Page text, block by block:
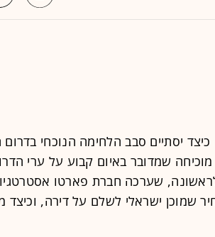
יסתיים סבב הלחימה הנוכחי
שמדובר באיום קבוע על ערי
שערכה חברת פארטו
שמוכן ישראלי לשלם על דירה, וכיצד